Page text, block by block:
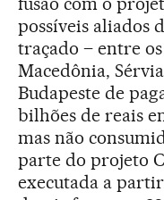
possíveis aliados
traçado – entre
Macedônia,
Budapeste de
bilhões de reais
mas não
parte do projeto
executada a